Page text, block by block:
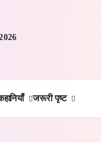
जरूरी पृष्ट